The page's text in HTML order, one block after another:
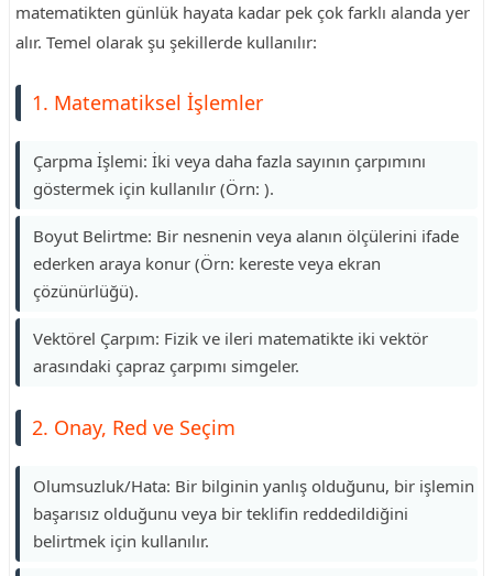
matematikten günlük hayata kadar pek çok farklı alanda yer
alır. Temel olarak şu şekillerde kullanılır:
1. Matematiksel İşlemler
Çarpma İşlemi: İki veya daha fazla sayının çarpımını
göstermek için kullanılır (Örn: ).
Boyut Belirtme: Bir nesnenin veya alanın ölçülerini ifade
ederken araya konur (Örn: kereste veya ekran
çözünürlüğü).
Vektörel Çarpım: Fizik ve ileri matematikte iki vektör
arasındaki çapraz çarpımı simgeler.
2. Onay, Red ve Seçim
Olumsuzluk/Hata: Bir bilginin yanlış olduğunu, bir işlemin
başarısız olduğunu veya bir teklifin reddedildiğini
belirtmek için kullanılır.